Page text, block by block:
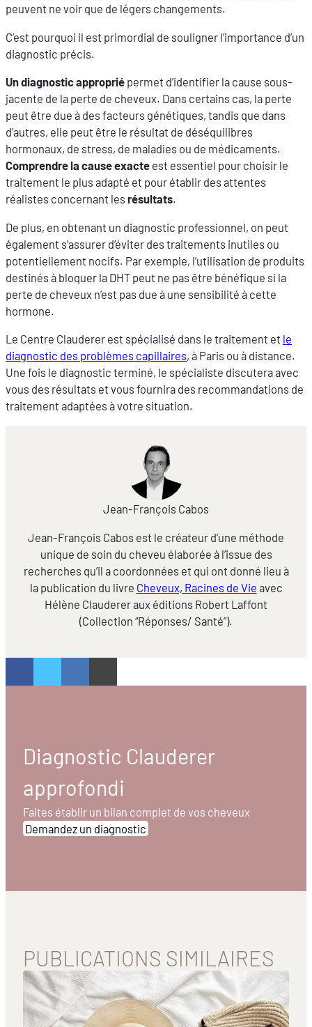
peuvent ne voir que de légers changements.
C’est pourquoi il est primordial de souligner l’importance d’un
diagnostic précis.
Un diagnostic approprié permet d’identifier la cause sous-
jacente de la perte de cheveux. Dans certains cas, la perte
peut être due à des facteurs génétiques, tandis que dans
d’autres, elle peut être le résultat de déséquilibres
hormonaux, de stress, de maladies ou de médicaments.
Comprendre la cause exacte est essentiel pour choisir le
traitement le plus adapté et pour établir des attentes
réalistes concernant les résultats.
De plus, en obtenant un diagnostic professionnel, on peut
également s’assurer d’éviter des traitements inutiles ou
potentiellement nocifs. Par exemple, l’utilisation de produits
destinés à bloquer la DHT peut ne pas être bénéfique si la
perte de cheveux n’est pas due à une sensibilité à cette
hormone.
Le Centre Clauderer est spécialisé dans le traitement et le
diagnostic des problèmes capillaires, à Paris ou à distance.
Une fois le diagnostic terminé, le spécialiste discutera avec
vous des résultats et vous fournira des recommandations de
traitement adaptées à votre situation.
Jean-François Cabos
Jean-François Cabos est le créateur d’une méthode
unique de soin du cheveu élaborée à l’issue des
recherches qu’il a coordonnées et qui ont donné lieu à
la publication du livre Cheveux, Racines de Vie avec
Hélène Clauderer aux éditions Robert Laffont
(Collection “Réponses/ Santé”).
Diagnostic Clauderer
approfondi
Faites établir un bilan complet de vos cheveux
Demandez un diagnostic
PUBLICATIONS SIMILAIRES